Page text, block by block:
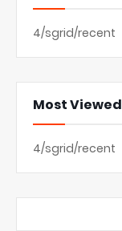
4/sgrid/recent
Most Viewed
4/sgrid/recent